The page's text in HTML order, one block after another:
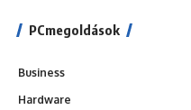
PCmegoldások
Business
Hardware